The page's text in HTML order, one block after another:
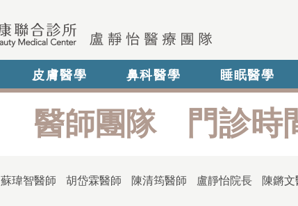
皮膚醫學 鼻科醫學 睡眠醫學
醫師團隊 門診時
蘇瑋智醫師 胡岱霖醫師 陳清筠醫師 盧靜怡院長 陳鏘文